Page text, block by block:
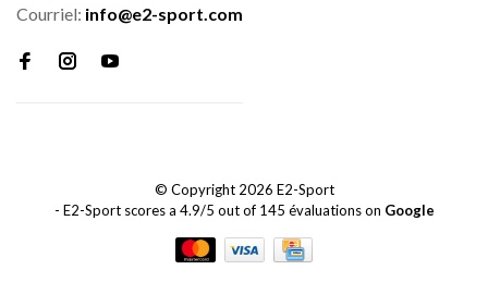
Courriel: info@e2-sport.com
© Copyright 2026 E2-Sport
- E2-Sport scores a 4.9/5 out of 145 évaluations on Google